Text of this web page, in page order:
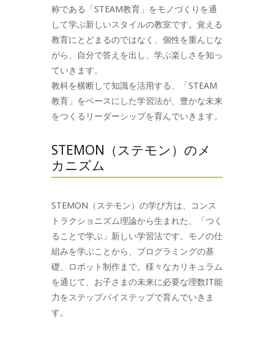
称である「STEAM教育」をモノづくりを通
して学ぶ新しいスタイルの教室です。覚える
教育にとどまるのではなく、個性を重んじな
がら、自分で答えを出し、学ぶ楽しさを知っ
ていきます。
教科を横断して知識を活用する、「STEAM
教育」をベースにした学習法が、豊かな未来
をつくるリーダーシップを育んでいきます。
STEMON（ステモン）のメ
カニズム
STEMON（ステモン）の学び方は、コンス
トラクショニズム理論から生まれた、「つく
ることで学ぶ」新しい学習法です。モノの仕
組みを学ぶことから、プログラミングの基
礎、ロボット制作まで。様々なカリキュラム
を通じて、お子さまの未来に必要な理数IT能
力をステップバイステップで育んでいきま
す。